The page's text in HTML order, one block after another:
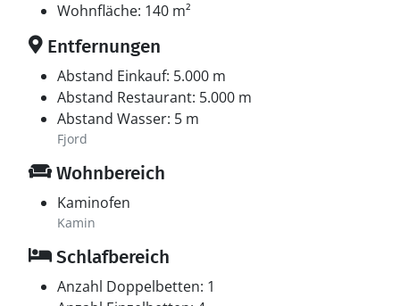
Wohnfläche: 140 m²
Entfernungen
Abstand Einkauf: 5.000 m
Abstand Restaurant: 5.000 m
Abstand Wasser: 5 m
Fjord
Wohnbereich
Kaminofen
Kamin
Schlafbereich
Anzahl Doppelbetten: 1